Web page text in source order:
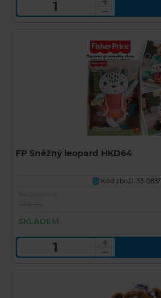
FP Sněžný leopard HKD64
U
Kód zboží: 33-083/
SKLADEM